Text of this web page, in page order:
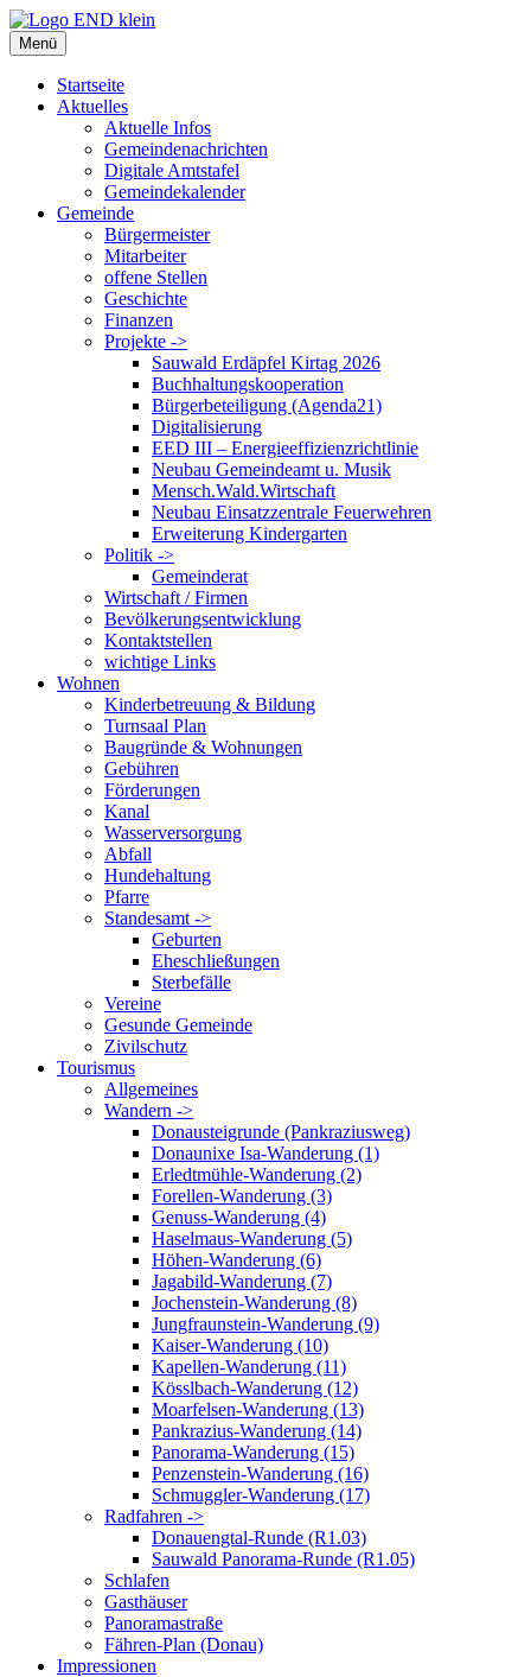
Zum
Inhalt
springen
Menü
Startseite
Aktuelles
Aktuelle Infos
Gemeindenachrichten
Digitale Amtstafel
Gemeindekalender
Gemeinde
Bürgermeister
Mitarbeiter
offene Stellen
Geschichte
Finanzen
Projekte ->
Sauwald Erdäpfel Kirtag 2026
Buchhaltungskooperation
Bürgerbeteiligung (Agenda21)
Digitalisierung
EED III – Energieeffizienzrichtlinie
Neubau Gemeindeamt u. Musik
Mensch.Wald.Wirtschaft
Neubau Einsatzzentrale Feuerwehren
Erweiterung Kindergarten
Politik ->
Gemeinderat
Wirtschaft / Firmen
Bevölkerungsentwicklung
Kontaktstellen
wichtige Links
Wohnen
Kinderbetreuung & Bildung
Turnsaal Plan
Baugründe & Wohnungen
Gebühren
Förderungen
Kanal
Wasserversorgung
Abfall
Hundehaltung
Pfarre
Standesamt ->
Geburten
Eheschließungen
Sterbefälle
Vereine
Gesunde Gemeinde
Zivilschutz
Tourismus
Allgemeines
Wandern ->
Donausteigrunde (Pankraziusweg)
Donaunixe Isa-Wanderung (1)
Erledtmühle-Wanderung (2)
Forellen-Wanderung (3)
Genuss-Wanderung (4)
Haselmaus-Wanderung (5)
Höhen-Wanderung (6)
Jagabild-Wanderung (7)
Jochenstein-Wanderung (8)
Jungfraunstein-Wanderung (9)
Kaiser-Wanderung (10)
Kapellen-Wanderung (11)
Kösslbach-Wanderung (12)
Moarfelsen-Wanderung (13)
Pankrazius-Wanderung (14)
Panorama-Wanderung (15)
Penzenstein-Wanderung (16)
Schmuggler-Wanderung (17)
Radfahren ->
Donauengtal-Runde (R1.03)
Sauwald Panorama-Runde (R1.05)
Schlafen
Gasthäuser
Panoramastraße
Fähren-Plan (Donau)
Impressionen